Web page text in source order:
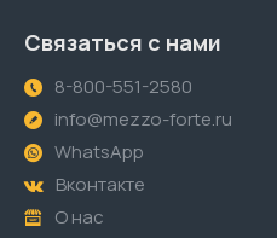
Связаться с нами
8-800-551-2580
info@mezzo-forte.ru
WhatsApp
Вконтакте
О нас